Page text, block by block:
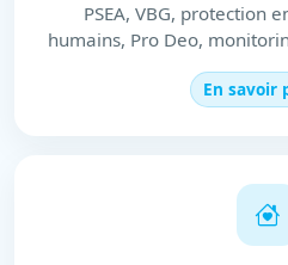
PSEA, VBG, protection
humains, Pro Deo,
En savoir